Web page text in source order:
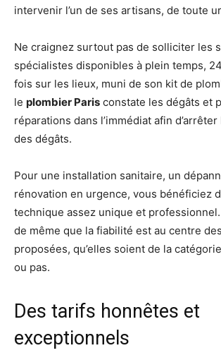
intervenir l’un de ses artisans, de toute
Ne craignez surtout pas de solliciter les
spécialistes disponibles à plein temps,
fois sur les lieux, muni de son kit de
le plombier Paris constate les dégâts et
réparations dans l’immédiat afin
des dégâts.
Pour une installation sanitaire, un
rénovation en urgence, vous bénéficiez
technique assez unique et
de même que la fiabilité est au centre
proposées, qu’elles soient de la
ou pas.
Des tarifs honnêtes et
exceptionnels